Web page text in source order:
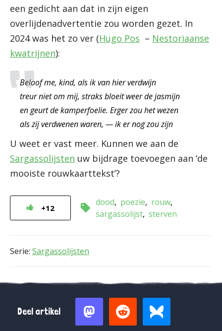
een gedicht aan dat in zijn eigen
overlijdenadvertentie zou worden gezet. In
2024 was het zo ver (Hugo Pos – Nestoriaanse
kwatrijnen):
Beloof me, kind, als ik van hier verdwijn
treur niet om mij, straks bloeit weer de jasmijn
en geurt de kamperfoelie. Erger zou het wezen
als zij verdwenen waren, — ik er nog zou zijn
U weet er vast meer. Kunnen we aan de
Sargassolijsten uw bijdrage toevoegen aan ‘de
mooiste rouwkaarttekst’?
+12
dood poezie
rouw
sargassolijst sterven
Serie: Sargassolijsten
Deel artikel